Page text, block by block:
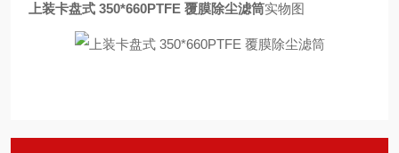
上装卡盘式 350*660PTFE 覆膜除尘滤筒实物图